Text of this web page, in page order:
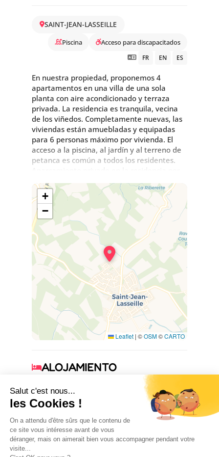
SAINT-JEAN-LASSEILLE
Piscina Acceso para discapacitados
FR EN ES
En nuestra propiedad, proponemos 4
apartamentos en una villa de una sola
planta con aire acondicionado y terraza
privada. La residencia es tranquila, vecina
de los viñedos. Completamente nuevas, las
viviendas están amuebladas y equipadas
para 6 personas máximo por vivienda. El
acceso a la piscina, al jardín y al terreno de
petanca es común a todos los residentes.
Aparcamiento privado en la residencia por
+
−
Leaflet | ©OSM©CARTO
ALOJAMIENTO
1 cama(s) doble 1
individual